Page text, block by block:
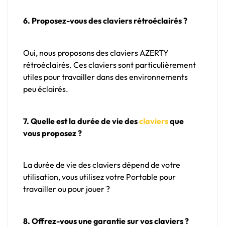
6. Proposez-vous des claviers rétroéclairés ?
Oui, nous proposons des claviers AZERTY
rétroéclairés. Ces claviers sont particulièrement
utiles pour travailler dans des environnements
peu éclairés.
7. Quelle est la durée de vie desclaviersque
vous proposez ?
La durée de vie des claviers dépend de votre
utilisation, vous utilisez votre Portable pour
travailler ou pour jouer ?
8. Offrez-vous une garantie sur vos claviers ?